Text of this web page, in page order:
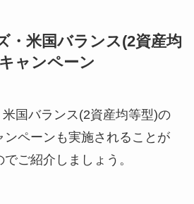
・米国バランス(2資産均
ャンペーン
国バランス(2資産均等型)の
ペーンも実施されることが
ご紹介しましょう。